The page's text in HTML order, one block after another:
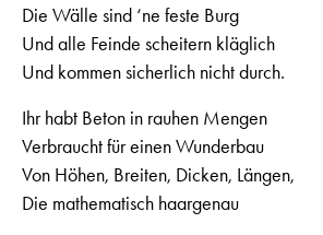
Die Wälle sind ‘ne feste Burg
Und alle Feinde scheitern kläglich
Und kommen sicherlich nicht durch.
Ihr habt Beton in rauhen Mengen
Verbraucht für einen Wunderbau
Von Höhen, Breiten, Dicken, Längen,
Die mathematisch haargenau